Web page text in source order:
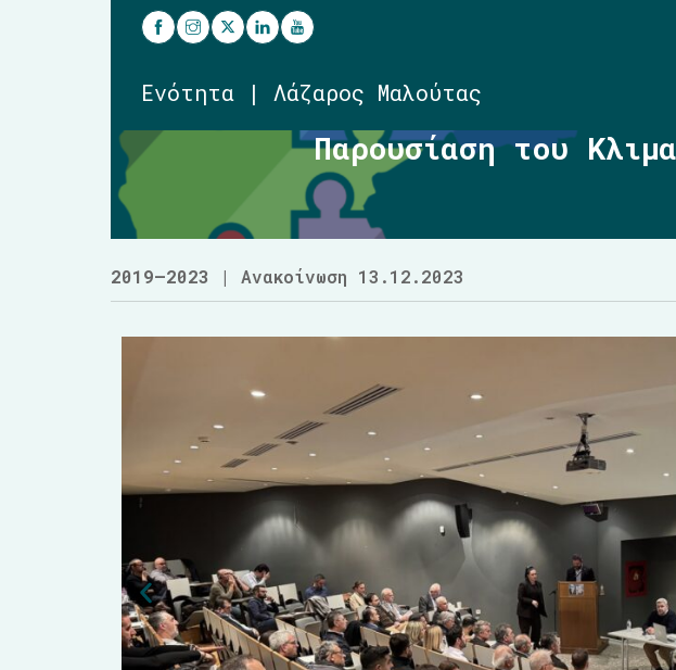
Ενότητα | Λάζαρος Μαλούτας
Παρουσίαση του
2019–2023 | Ανακοίνωση 13.12.2023